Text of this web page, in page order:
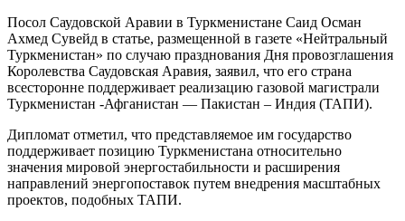
Посол Саудовской Аравии в Туркменистане Саид Осман
Ахмед Сувейд в статье, размещенной в газете «Нейтральный
Туркменистан» по случаю празднования Дня провозглашения
Королевства Саудовская Аравия, заявил, что его страна
всесторонне поддерживает реализацию газовой магистрали
Туркменистан -Афганистан — Пакистан – Индия (ТАПИ).
Дипломат отметил, что представляемое им государство
поддерживает позицию Туркменистана относительно
значения мировой энергостабильности и расширения
направлений энергопоставок путем внедрения масштабных
проектов, подобных ТАПИ.